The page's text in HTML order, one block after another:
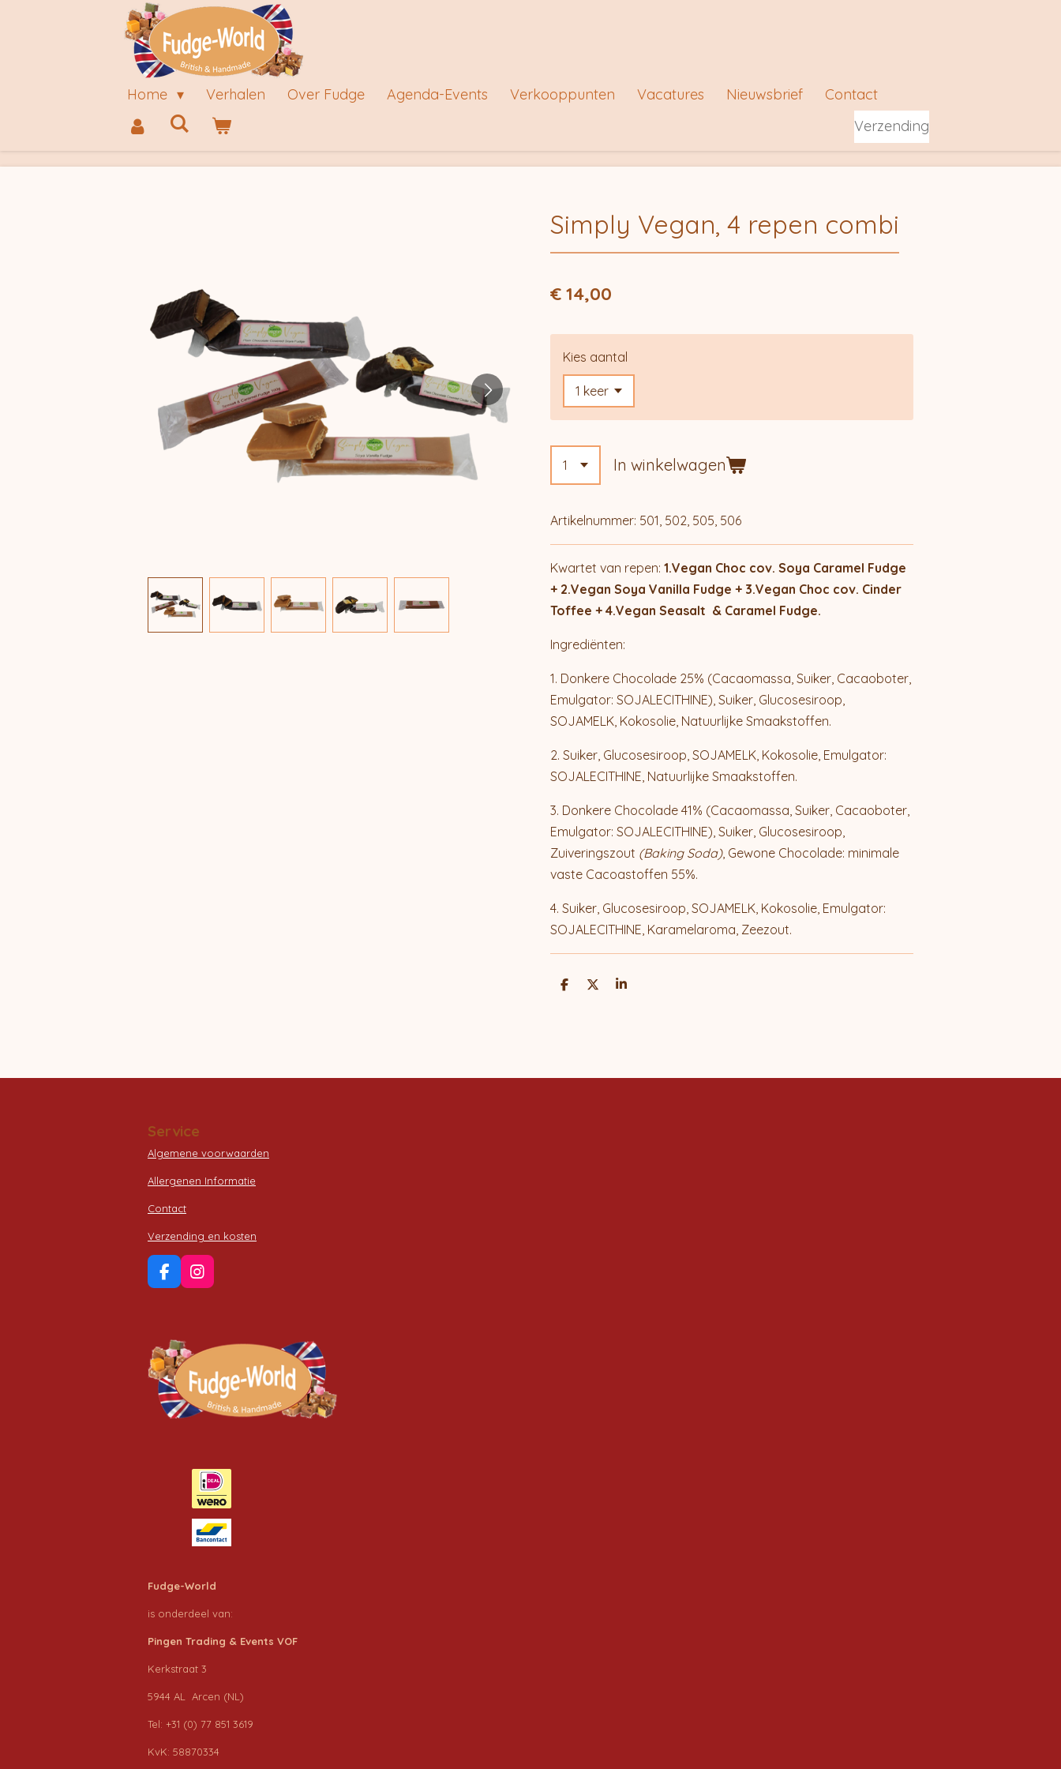
Home Verhalen Over Fudge Agenda-Events Verkooppunten Vacatures Nieuwsbrief
Contact
Verzending
Simply Vegan, 4 repen combi
€ 14,00
Kies aantal
In winkelwagen
Artikelnummer: 501, 502, 505, 506
Kwartet van repen: 1.Vegan Choc cov. Soya Caramel Fudge
+ 2.Vegan Soya Vanilla Fudge + 3.Vegan Choc cov. Cinder
Toffee + 4.Vegan Seasalt & Caramel Fudge.
Ingrediënten:
1. Donkere Chocolade 25% (Cacaomassa, Suiker, Cacaoboter,
Emulgator: SOJALECITHINE), Suiker, Glucosesiroop,
SOJAMELK, Kokosolie, Natuurlijke Smaakstoffen.
2. Suiker, Glucosesiroop, SOJAMELK, Kokosolie, Emulgator:
SOJALECITHINE, Natuurlijke Smaakstoffen.
3. Donkere Chocolade 41% (Cacaomassa, Suiker, Cacaoboter,
Emulgator: SOJALECITHINE), Suiker, Glucosesiroop,
Zuiveringszout (Baking Soda), Gewone Chocolade: minimale
vaste Cacoastoffen 55%.
4. Suiker, Glucosesiroop, SOJAMELK, Kokosolie, Emulgator:
SOJALECITHINE, Karamelaroma, Zeezout.
D
D
S
Service
Algemene voorwaarden
Allergenen Informatie
Contact
Verzending en kosten
F
a
b
o
o
k
I
n
g
a
m
Fudge-World
is onderdeel van:
Pingen Trading & Events VOF
Kerkstraat 3
5944 AL Arcen (NL)
Tel: +31 (0) 77 851 3619
KvK: 58870334